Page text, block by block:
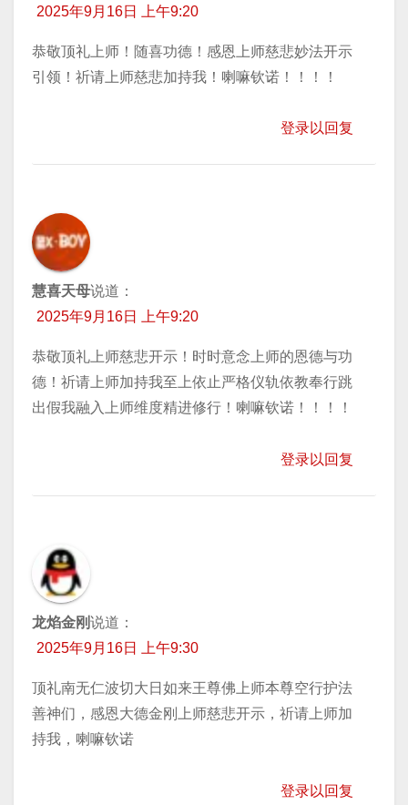
2025年9月16日 上午9:20
恭敬顶礼上师！随喜功德！感恩上师慈悲妙法开示
引领！祈请上师慈悲加持我！喇嘛钦诺！！！！
登录以回复
慧喜天母说道：
2025年9月16日 上午9:20
恭敬顶礼上师慈悲开示！时时意念上师的恩德与功
德！祈请上师加持我至上依止严格仪轨依教奉行跳
出假我融入上师维度精进修行！喇嘛钦诺！！！！
登录以回复
龙焰金刚说道：
2025年9月16日 上午9:30
顶礼南无仁波切大日如来王尊佛上师本尊空行护法
善神们，感恩大德金刚上师慈悲开示，祈请上师加
持我，喇嘛钦诺
登录以回复